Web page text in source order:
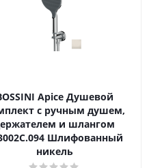
Apice Душевой
с ручным душем,
и шлангом
Шлифованный
никель